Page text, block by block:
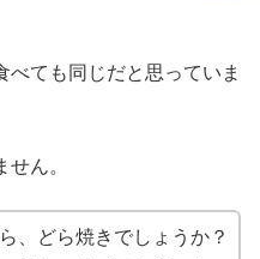
べても同じだと思っていま
ん。
、どら焼きでしょうか？